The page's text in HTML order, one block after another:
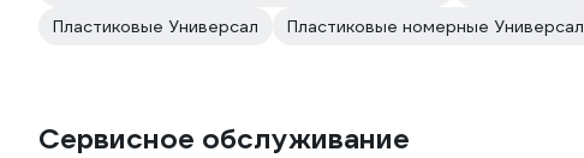
Пластиковые Универсал
Пластиковые номерные Универсал
Сервисное обслуживание